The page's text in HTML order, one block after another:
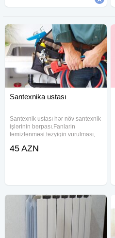
Santexnika ustası
Santexnik ustası hər növ santexnik
işlərinin bərpası.Fanlarin
təmizlənməsi.təzyiqin vurulması,
təmiri Kombi ustası Santexnik
45 AZN